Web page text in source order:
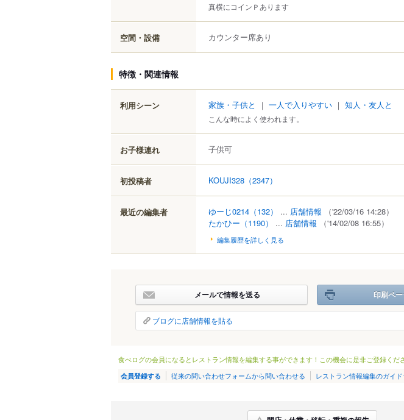
真横にコインＰあります
空間・設備 カウンター席あり
特徴・関連情報
利用シーン 家族・子供と ｜ 一人で入りやすい ｜ 知人・友人と
こんな時によく使われます。
お子様連れ 子供可
初投稿者 KOUJI328 （2347）
最近の編集者 ゆーじ0214 （132） ... 店舗情報
（'22/03/16 14:28）
たかひー （1190） ... 店舗情報 （'14/02/08 16:55）
編集履歴を詳しく見る
メールで情報を送る 印刷ペ
ブログに店舗情報を貼る
食べログの会員になるとレストラン情報を編集する事ができます！この機会に是非ご登録くだ
会員登録する 従来の問い合わせフォームから問い合わせる レストラン情報編集のガイ